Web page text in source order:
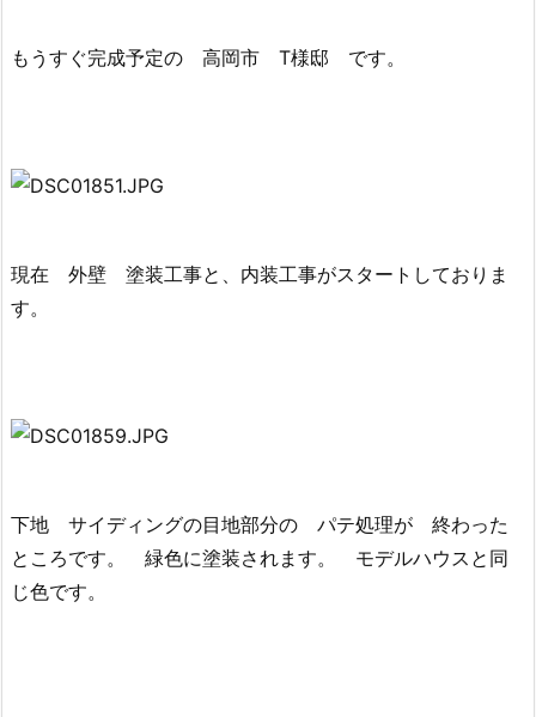
もうすぐ完成予定の 高岡市 T様邸 です。
現在 外壁 塗装工事と、内装工事がスタートしておりま
す。
下地 サイディングの目地部分の パテ処理が 終わった
ところです。 緑色に塗装されます。 モデルハウスと同
じ色です。